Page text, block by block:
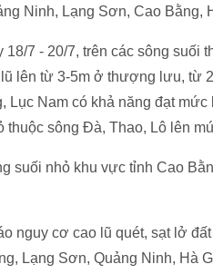
Ninh, Lạng Sơn, Cao Bằng,
18/7 - 20/7, trên các sông suối
lên từ 3-5m ở thượng lưu, từ
Lục Nam có khả năng đạt
thuộc sông Đà, Thao, Lô lên
suối nhỏ khu vực tỉnh Cao
nguy cơ cao lũ quét, sạt lở
Lạng Sơn, Quảng Ninh, Hà